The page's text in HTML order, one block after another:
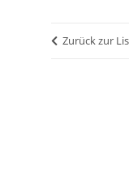
Zurück zur